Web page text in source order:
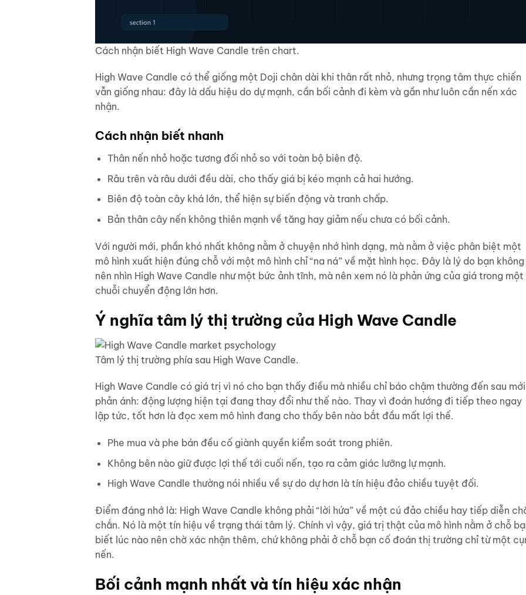
Cách nhận biết High Wave Candle trên chart.
High Wave Candle có thể giống một Doji chân dài khi thân rất nhỏ, nhưng trọng tâm thực chiến
vẫn giống nhau: đây là dấu hiệu do dự mạnh, cần bối cảnh đi kèm và gần như luôn cần nến xác
nhận.
Cách nhận biết nhanh
Thân nến nhỏ hoặc tương đối nhỏ so với toàn bộ biên độ.
Râu trên và râu dưới đều dài, cho thấy giá bị kéo mạnh cả hai hướng.
Biên độ toàn cây khá lớn, thể hiện sự biến động và tranh chấp.
Bản thân cây nến không thiên mạnh về tăng hay giảm nếu chưa có bối cảnh.
Với người mới, phần khó nhất không nằm ở chuyện nhớ hình dạng, mà nằm ở việc phân biệt một
mô hình xuất hiện đúng chỗ với một mô hình chỉ “na ná” về mặt hình học. Đây là lý do bạn không
nên nhìn High Wave Candle như một bức ảnh tĩnh, mà nên xem nó là phản ứng của giá trong một
chuỗi chuyển động lớn hơn.
Ý nghĩa tâm lý thị trường của High Wave Candle
Tâm lý thị trường phía sau High Wave Candle.
High Wave Candle có giá trị vì nó cho bạn thấy điều mà nhiều chỉ báo chậm thường đến sau mới
phản ánh: động lượng hiện tại đang thay đổi như thế nào. Thay vì đoán hướng đi tiếp theo ngay
lập tức, tốt hơn là đọc xem mô hình đang cho thấy bên nào bắt đầu mất lợi thế.
Phe mua và phe bán đều cố giành quyền kiểm soát trong phiên.
Không bên nào giữ được lợi thế tới cuối nến, tạo ra cảm giác lưỡng lự mạnh.
High Wave Candle thường nói nhiều về sự do dự hơn là tín hiệu đảo chiều tuyệt đối.
Điểm đáng nhớ là: High Wave Candle không phải “lời hứa” về một cú đảo chiều hay tiếp diễn
chắn. Nó là một tín hiệu về trạng thái tâm lý. Chính vì vậy, giá trị thật của mô hình nằm ở chỗ
biết lúc nào nên chờ xác nhận thêm, chứ không phải ở chỗ bạn cố đoán thị trường chỉ từ một
nến.
Bối cảnh mạnh nhất và tín hiệu xác nhận